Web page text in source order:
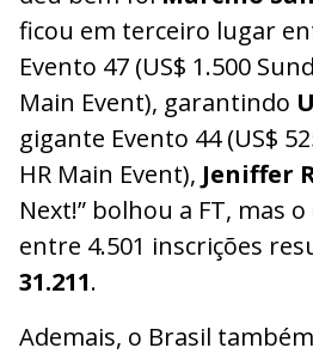
ficou em terceiro lugar
Evento 47 (US$ 1.500
Main Event), garantindo
gigante Evento 44 (US$
HR Main Event), Jeniffer
Next!” bolhou a FT, mas
entre 4.501 inscrições
31.211.
Ademais, o Brasil